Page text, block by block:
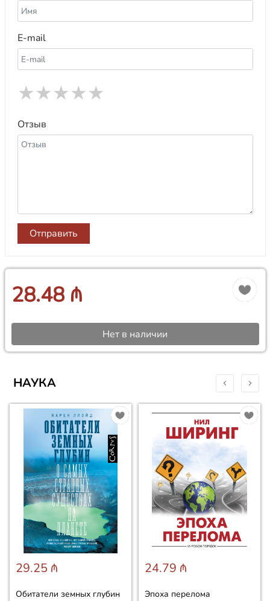
E-mail
★
★
★
★
★
Отзыв
Отправить
28.48 ₼
Нет в наличии
НАУКА
29.25 ₼
Обитатели земных глубин
24.79 ₼
Эпоха перелома